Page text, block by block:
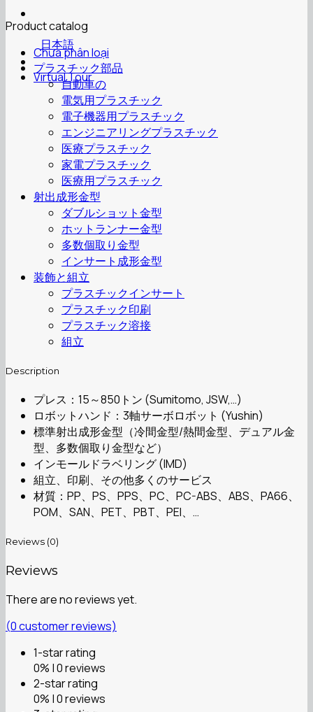
日本語
Virtual Tour
Product catalog
Chưa phân loại
プラスチック部品
自動車の
電気用プラスチック
電子機器用プラスチック
エンジニアリングプラスチック
医療プラスチック
家電プラスチック
医療用プラスチック
射出成形金型
ダブルショット金型
ホットランナー金型
多数個取り金型
インサート成形金型
装飾と組立
プラスチックインサート
プラスチック印刷
プラスチック溶接
組立
Description
プレス：15～850トン (Sumitomo, JSW,…)
ロボットハンド：3軸サーボロボット (Yushin)
標準射出成形金型（冷間金型/熱間金型、デュアル金
型、多数個取り金型など）
インモールドラベリング (IMD)
組立、印刷、その他多くのサービス
材質：PP、PS、PPS、PC、PC-ABS、ABS、PA66、
POM、SAN、PET、PBT、PEI、…
Reviews (0)
Reviews
There are no reviews yet.
(0customer reviews)
1-star rating
0% | 0 reviews
2-star rating
0% | 0 reviews